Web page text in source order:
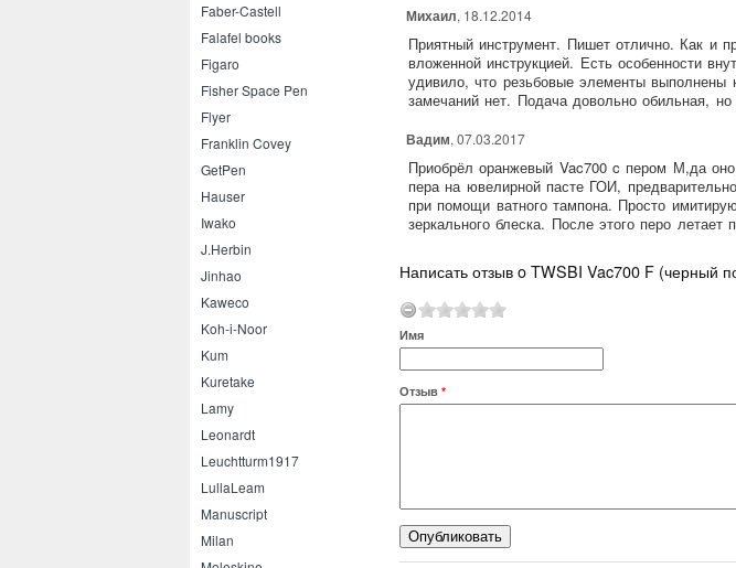
Faber-Castell
Falafel books
Figaro
Fisher Space Pen
Flyer
Franklin Covey
GetPen
Hauser
Iwako
J.Herbin
Jinhao
Kaweco
Koh-i-Noor
Kum
Kuretake
Lamy
Leonardt
Leuchtturm1917
LullaLeam
Manuscript
Milan
Михаил, 18.12.2014
Приятный инструмент. Пишет отлично. Как и
вложенной инструкцией. Есть особенности
удивило, что резьбовые элементы выполнены
замечаний нет. Подача довольно обильная,
Вадим, 07.03.2017
Приобрёл оранжевый Vac700 c пером М,да
пера на ювелирной пасте ГОИ,
при помощи ватного тампона. Просто
зеркального блеска. После этого перо летает
Написать отзыв o TWSBI Vac700 F (черный
Имя
Отзыв *